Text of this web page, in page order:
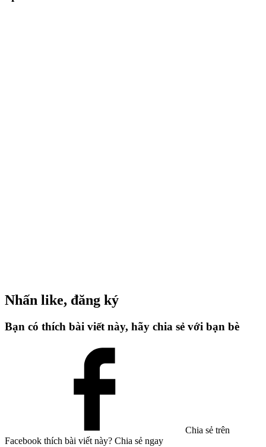
Nhấn like, đăng ký
Bạn có thích bài viết này, hãy chia sẻ với bạn bè
Chia sẻ trên
Facebook thích bài viết này? Chia sẻ ngay